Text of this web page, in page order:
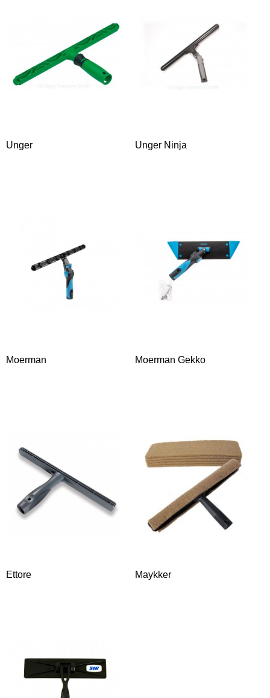
Unger Unger Ninja
Moerman Moerman Gekko
Ettore Maykker